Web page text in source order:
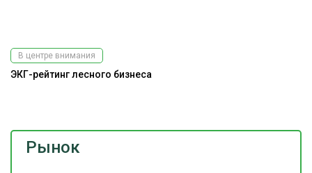
Рынок
В центре внимания
ЭКГ-рейтинг лесного бизнеса